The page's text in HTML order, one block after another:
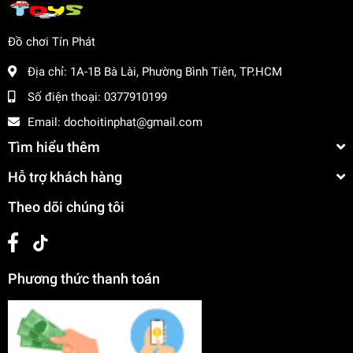
Đồ chơi Tín Phát
Địa chỉ: 1A-1B Bà Lài, Phường Bình Tiên, TP.HCM
Số điện thoại: 0377910199
Email: dochoitinphat@gmail.com
Tìm hiểu thêm
Hỗ trợ khách hàng
Theo dõi chúng tôi
Phương thức thanh toán